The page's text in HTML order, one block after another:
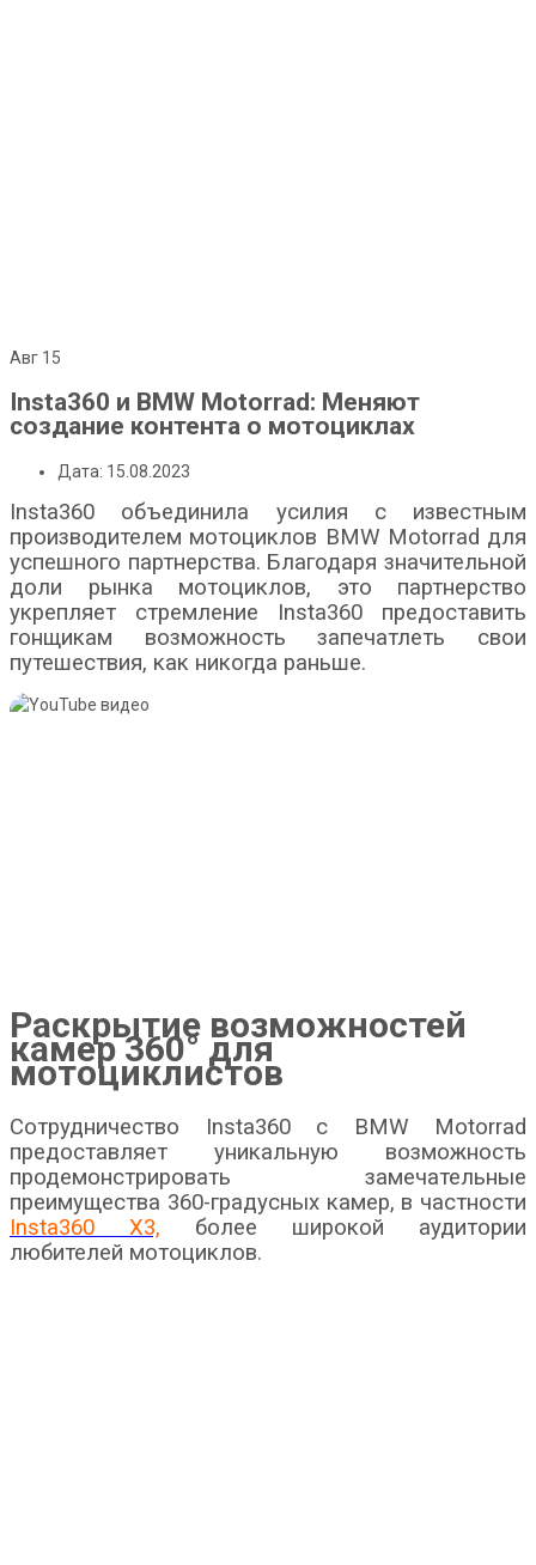
Авг 15
Insta360 и BMW Motorrad: Меняют
создание контента о мотоциклах
Дата: 15.08.2023
Insta360 объединила усилия с известным
производителем мотоциклов BMW Motorrad для
успешного партнерства. Благодаря значительной
доли рынка мотоциклов, это партнерство
укрепляет стремление Insta360 предоставить
гонщикам возможность запечатлеть свои
путешествия, как никогда раньше.
Раскрытие возможностей
камер 360° для
мотоциклистов
Сотрудничество Insta360 с BMW Motorrad
предоставляет уникальную возможность
продемонстрировать замечательные
преимущества 360-градусных камер, в частности
Insta360 X3, более широкой аудитории
любителей мотоциклов.